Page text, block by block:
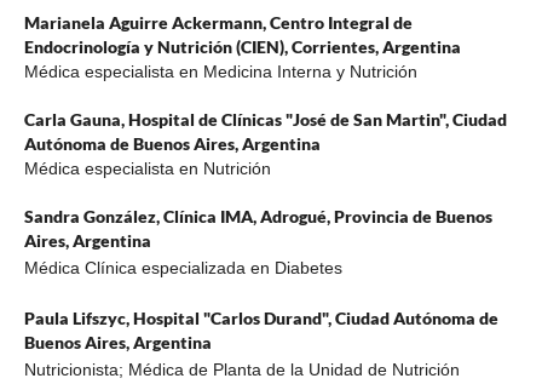
Marianela Aguirre Ackermann,Centro Integral de
Endocrinología y Nutrición (CIEN), Corrientes, Argentina
Médica especialista en Medicina Interna y Nutrición
Carla Gauna,Hospital de Clínicas "José de San Martin", Ciudad
Autónoma de Buenos Aires, Argentina
Médica especialista en Nutrición
Sandra González,Clínica IMA, Adrogué, Provincia de Buenos
Aires, Argentina
Médica Clínica especializada en Diabetes
Paula Lifszyc,Hospital "Carlos Durand", Ciudad Autónoma de
Buenos Aires, Argentina
Nutricionista; Médica de Planta de la Unidad de Nutrición